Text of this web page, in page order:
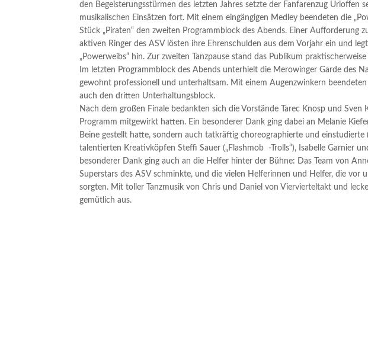
den Begeisterungsstürmen des letzten Jahres setzte der Fanfarenzug Urloffen
musikalischen Einsätzen fort. Mit einem eingängigen Medley beendeten die
Stück „Piraten“ den zweiten Programmblock des Abends. Einer Aufforderung
aktiven Ringer des ASV lösten ihre Ehrenschulden aus dem Vorjahr ein und
„Powerweibs“ hin. Zur zweiten Tanzpause stand das Publikum
Im letzten Programmblock des Abends unterhielt die Merowinger Garde des
gewohnt professionell und unterhaltsam. Mit einem Augenzwinkern beendeten
auch den dritten Unterhaltungsblock.
Nach dem großen Finale bedankten sich die Vorstände Tarec Knosp und Sven
Programm mitgewirkt hatten. Ein besonderer Dank ging dabei an Melanie
Beine gestellt hatte, sondern auch tatkräftig choreographierte und einstudierte
talentierten Kreativköpfen Steffi Sauer („Flashmob -Trolls“), Isabelle Garnier
besonderer Dank ging auch an die Helfer hinter der Bühne: Das Team von
Superstars des ASV schminkte, und die vielen Helferinnen und Helfer, die vor
sorgten. Mit toller Tanzmusik von Chris und Daniel von Viervierteltakt und
gemütlich aus.